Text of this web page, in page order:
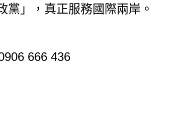
黨」，真正服務國際兩岸。
666 436